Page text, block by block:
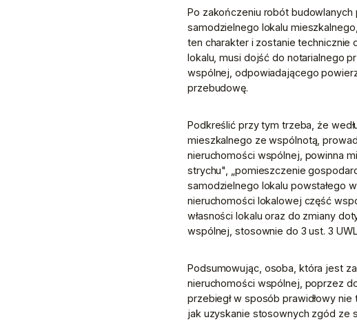
Po zakończeniu robót
samodzielnego lokalu
ten charakter i zostanie technicznie
lokalu, musi dojść do notarialnego
wspólnej, odpowiadającego
przebudowę.
Podkreślić przy tym trzeba, że
mieszkalnego ze wspólnotą,
nieruchomości wspólnej, powinna
strychu", „pomieszczenie
samodzielnego lokalu powstałego
nieruchomości lokalowej część
własności lokalu oraz do zmiany
wspólnej, stosownie do 3 ust. 3
Podsumowując, osoba, która jest
nieruchomości wspólnej, poprzez
przebiegł w sposób prawidłowy
jak uzyskanie stosownych zgód ze